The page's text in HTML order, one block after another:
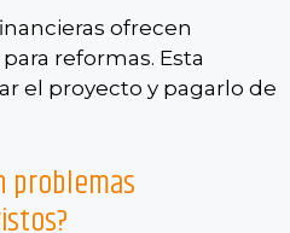
ofrecen
reformas. Esta
el proyecto y pagarlo de
problemas